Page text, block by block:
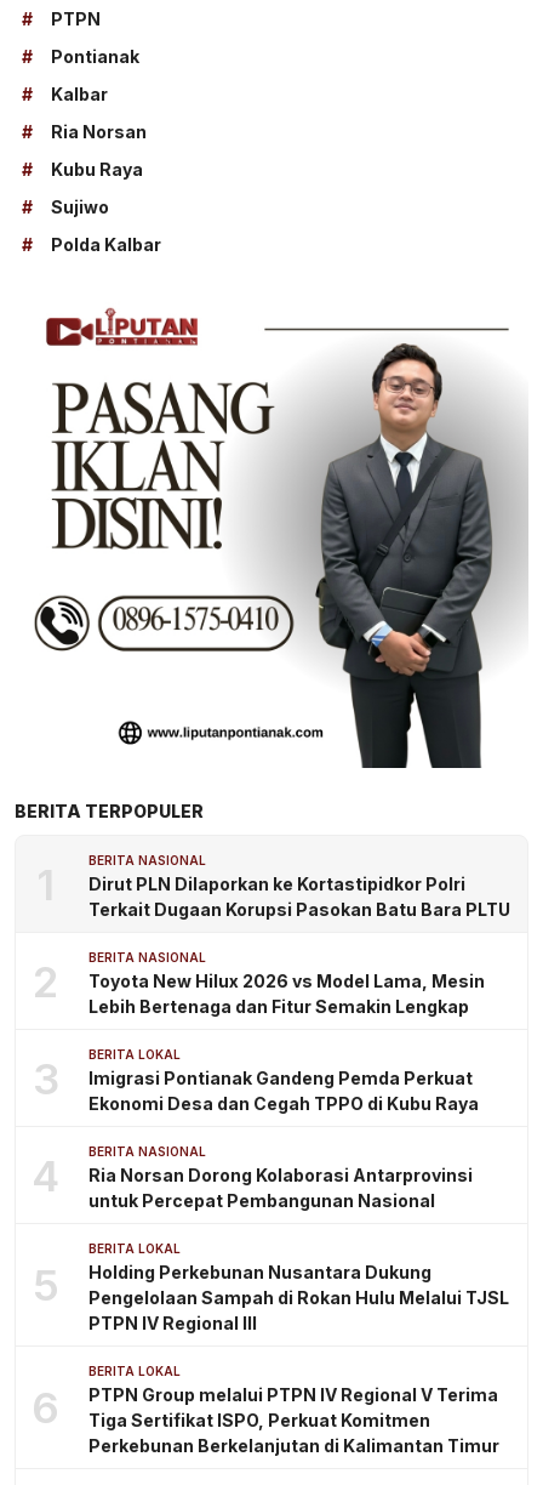
#
PTPN
#
Pontianak
#
Kalbar
#
Ria Norsan
#
Kubu Raya
#
Sujiwo
#
Polda Kalbar
BERITA TERPOPULER
1 BERITA NASIONAL
Dirut PLN Dilaporkan ke Kortastipidkor Polri
Terkait Dugaan Korupsi Pasokan Batu Bara PLTU
2 BERITA NASIONAL
Toyota New Hilux 2026 vs Model Lama, Mesin
Lebih Bertenaga dan Fitur Semakin Lengkap
3 BERITA LOKAL
Imigrasi Pontianak Gandeng Pemda Perkuat
Ekonomi Desa dan Cegah TPPO di Kubu Raya
4 BERITA NASIONAL
Ria Norsan Dorong Kolaborasi Antarprovinsi
untuk Percepat Pembangunan Nasional
5
BERITA LOKAL
Holding Perkebunan Nusantara Dukung
Pengelolaan Sampah di Rokan Hulu Melalui TJSL
PTPN IV Regional III
6
BERITA LOKAL
PTPN Group melalui PTPN IV Regional V Terima
Tiga Sertifikat ISPO, Perkuat Komitmen
Perkebunan Berkelanjutan di Kalimantan Timur